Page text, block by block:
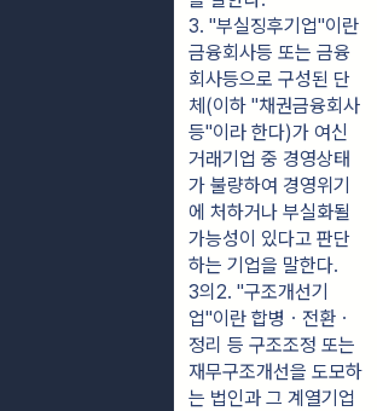
3. "부실징후기업"이란
금융회사등 또는 금융
회사등으로 구성된 단
체(이하 "채권금융회사
등"이라 한다)가 여신
거래기업 중 경영상태
가 불량하여 경영위기
에 처하거나 부실화될
가능성이 있다고 판단
하는 기업을 말한다.
3의2. "구조개선기
업"이란 합병ㆍ전환ㆍ
정리 등 구조조정 또는
재무구조개선을 도모하
는 법인과 그 계열기업